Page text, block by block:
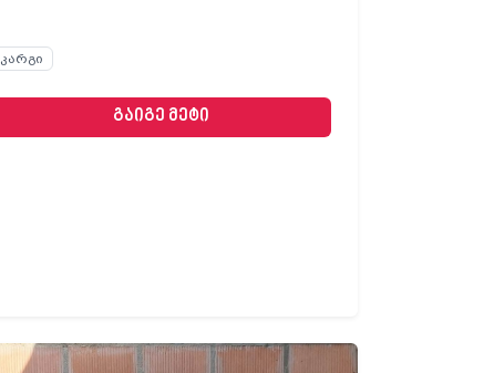
კარგი
გაიგე მეტი